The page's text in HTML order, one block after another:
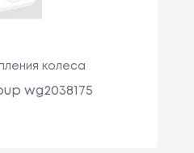
колеса
wg2038175